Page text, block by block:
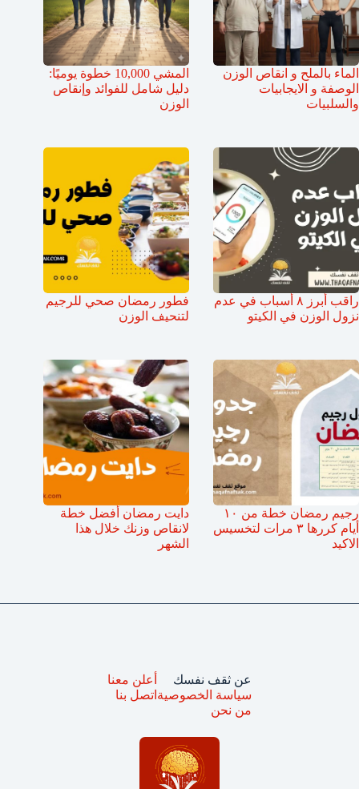
الماء بالملح و انقاص الوزن
الوصفة و الايجابيات
والسلبيات
المشي 10,000 خطوة يوميًا:
دليل شامل للفوائد وإنقاص
الوزن
راقب أبرز ٨ أسباب في عدم
نزول الوزن في الكيتو
فطور رمضان صحي للرجيم
لتنحيف الوزن
رجيم رمضان خطة من ١٠
أيام كررها ٣ مرات لتخسيس
الاكيد
دايت رمضان أفضل خطة
لانقاص وزنك خلال هذا
الشهر
عن ثقف نفسك
سياسة الخصوصية
من نحن
أعلن معنا
اتصل بنا